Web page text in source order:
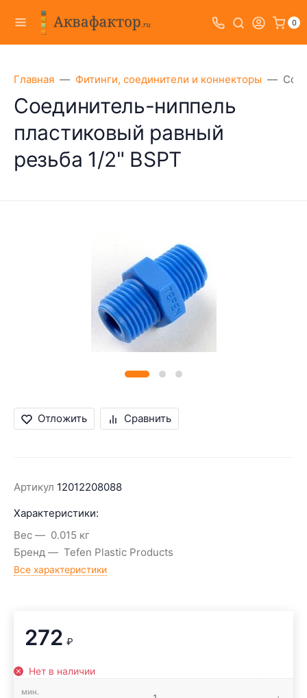
0
Главная Фитинги, соединители и коннекторы
Соединитель-ниппель
пластиковый равный
резьба 1/2" BSPT
Отложить Сравнить
Артикул 12012208088
Характеристики:
Вес
0.015 кг
Бренд
Tefen Plastic Products
Все характеристики
272 ₽
Нет в наличии
мин.